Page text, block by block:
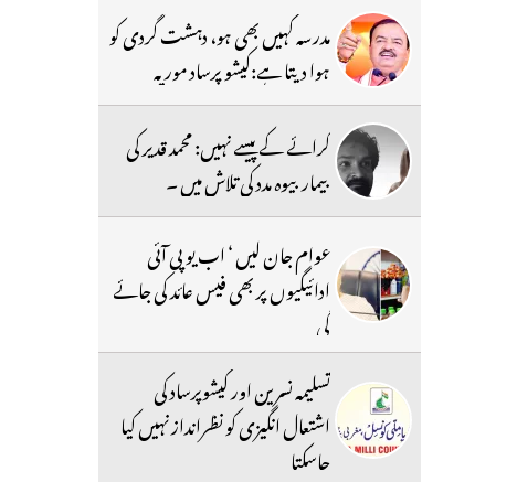
مدرسہ کہیں بھی ہو، دہشت گردی کو
ہوا دیتا ہے:کیشو پرساد موریہ
کرائے کے پیسے نہیں: محمد قدیر کی
بیمار بیوہ مدد کی تلاش میں ۔
عوام جان لیں ‘ اب یو پی آئی
ادائیگیوں پر بھی فیس عائد کی جائے
گی
تسلیمہ نسرین اور کیشوپرساد کی
اشتعال انگیزی کو نظرانداز نہیں کیا
جاسکتا